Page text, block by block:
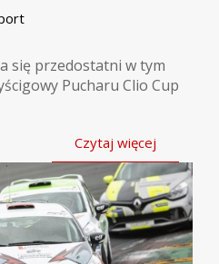
się przedostatni w tym
Pucharu Clio Cup
Czytaj więcej